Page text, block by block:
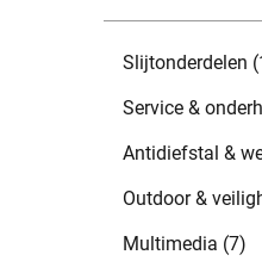
Slijtonderdelen
Service &
Antidiefstal &
Outdoor &
Multimedia (7)